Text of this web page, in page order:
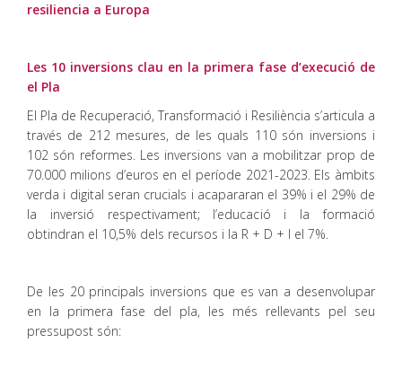
resiliencia a Europa
Les 10 inversions clau en la primera fase d’execució de
el Pla
El Pla de Recuperació, Transformació i Resiliència s’articula a
través de 212 mesures, de les quals 110 són inversions i
102 són reformes. Les inversions van a mobilitzar prop de
70.000 milions d’euros en el període 2021-2023. Els àmbits
verda i digital seran crucials i acapararan el 39% i el 29% de
la inversió respectivament; l’educació i la formació
obtindran el 10,5% dels recursos i la R + D + I el 7%.
De les 20 principals inversions que es van a desenvolupar
en la primera fase del pla, les més rellevants pel seu
pressupost són: